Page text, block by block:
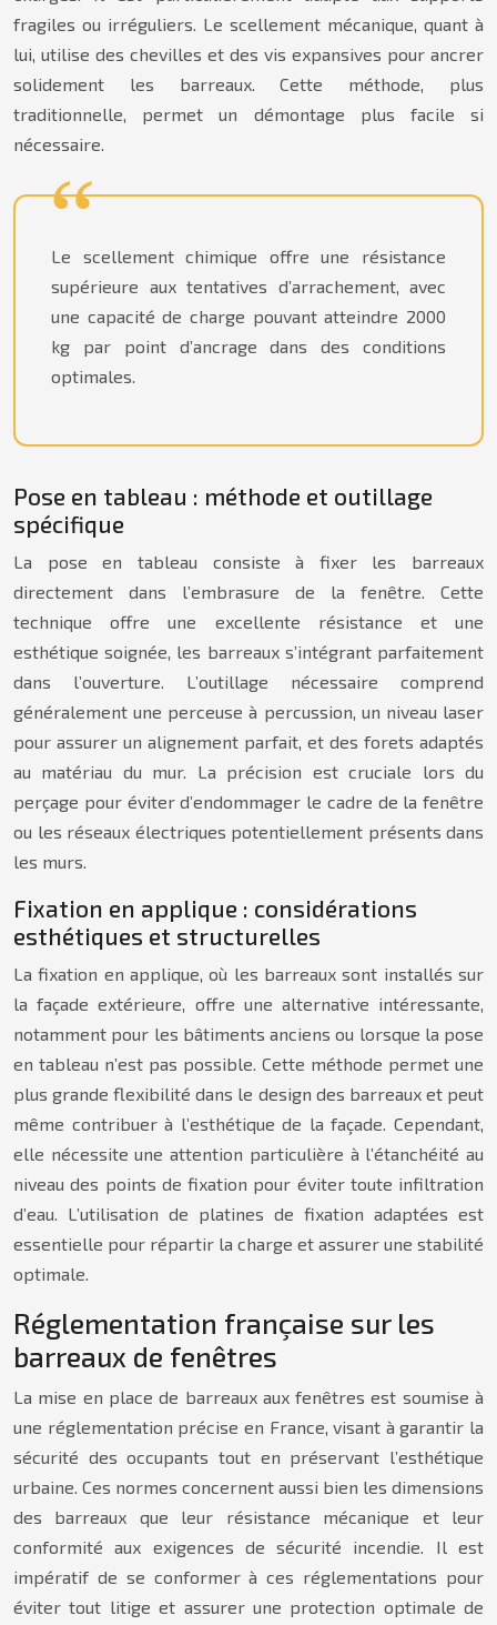
fragiles ou irréguliers. Le scellement mécanique, quant à
lui, utilise des chevilles et des vis expansives pour ancrer
solidement les barreaux. Cette méthode, plus
traditionnelle, permet un démontage plus facile si
nécessaire.
Le scellement chimique offre une résistance
supérieure aux tentatives d’arrachement, avec
une capacité de charge pouvant atteindre 2000
kg par point d’ancrage dans des conditions
optimales.
Pose en tableau : méthode et outillage
spécifique
La pose en tableau consiste à fixer les barreaux
directement dans l’embrasure de la fenêtre. Cette
technique offre une excellente résistance et une
esthétique soignée, les barreaux s’intégrant parfaitement
dans l’ouverture. L’outillage nécessaire comprend
généralement une perceuse à percussion, un niveau laser
pour assurer un alignement parfait, et des forets adaptés
au matériau du mur. La précision est cruciale lors du
perçage pour éviter d’endommager le cadre de la fenêtre
ou les réseaux électriques potentiellement présents dans
les murs.
Fixation en applique : considérations
esthétiques et structurelles
La fixation en applique, où les barreaux sont installés sur
la façade extérieure, offre une alternative intéressante,
notamment pour les bâtiments anciens ou lorsque la pose
en tableau n’est pas possible. Cette méthode permet une
plus grande flexibilité dans le design des barreaux et peut
même contribuer à l’esthétique de la façade. Cependant,
elle nécessite une attention particulière à l’étanchéité au
niveau des points de fixation pour éviter toute infiltration
d’eau. L’utilisation de platines de fixation adaptées est
essentielle pour répartir la charge et assurer une stabilité
optimale.
Réglementation française sur les
barreaux de fenêtres
La mise en place de barreaux aux fenêtres est soumise à
une réglementation précise en France, visant à garantir la
sécurité des occupants tout en préservant l’esthétique
urbaine. Ces normes concernent aussi bien les dimensions
des barreaux que leur résistance mécanique et leur
conformité aux exigences de sécurité incendie. Il est
impératif de se conformer à ces réglementations pour
éviter tout litige et assurer une protection optimale de